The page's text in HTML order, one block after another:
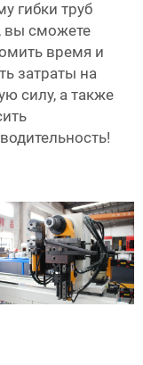
гибки труб
вы сможете
время и
затраты на
силу, а также